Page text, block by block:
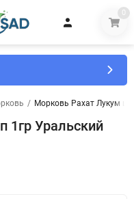
0
/ Морковь Рахат Лукум
1гр Уральский